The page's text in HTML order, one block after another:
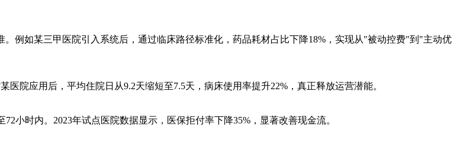
例如某三甲医院引入系统后，通过临床路径标准化，药品耗材占比下降18%，实现从"被动控费"到"主动优
院应用后，平均住院日从9.2天缩短至7.5天，病床使用率提升22%，真正释放运营潜能。
小时内。2023年试点医院数据显示，医保拒付率下降35%，显著改善现金流。